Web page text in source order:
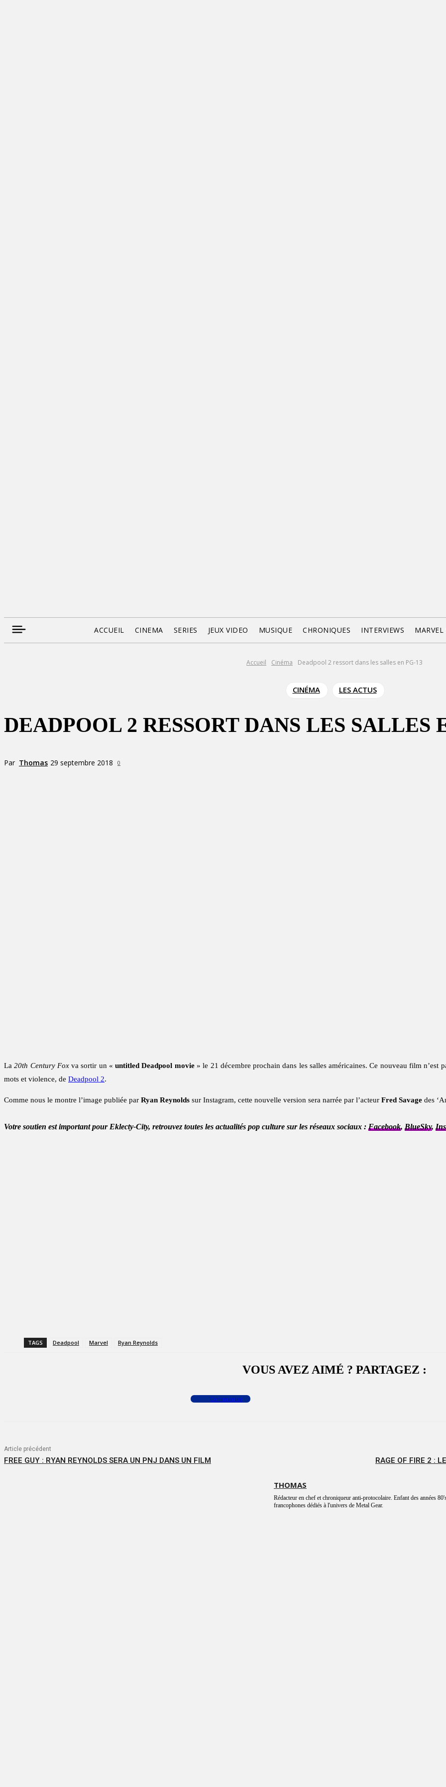
ACCUEIL CINEMA SERIES JEUX VIDEO MUSIQUE CHRONIQUES INTERVIEWS
Accueil Cinéma Deadpool 2 ressort dans les salles en PG-13
CINÉMA LES ACTUS
DEADPOOL 2 RESSORT DANS LES SALLES
Par Thomas 29 septembre 2018 0
La20th Century Foxva sortir un «untitled Deadpool movie» le 21 décembre prochain dans les salles américaines. Ce nouveau film n’est
mots et violence, de Deadpool 2.
Comme nous le montre l’image publiée par Ryan Reynolds sur Instagram, cette nouvelle version sera narrée par l’acteur Fred Savage des
Votre soutien est important pour Eklecty-City, retrouvez toutes les actualités pop culture sur les réseaux sociaux : Facebook, BlueSky,
TAGS Deadpool Marvel Ryan Reynolds
VOUS AVEZ AIMÉ ? PARTAGEZ :
Commenter
Article précédent
FREE GUY : RYAN REYNOLDS SERA UN PNJ DANS UN FILM RAGE OF FIRE 2 :
THOMAS
Rédacteur en chef et chroniqueur anti-protocolaire. Enfant des années
francophones dédiés à l'univers de Metal Gear.